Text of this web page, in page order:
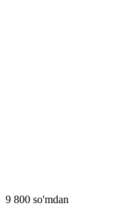
9 800 so'mdan